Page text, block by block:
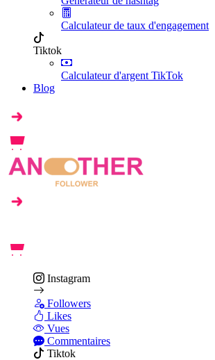
Calculateur de taux d'engagement
Tiktok
Calculateur d'argent TikTok
Blog
Instagram
Followers
Likes
Vues
Commentaires
Tiktok